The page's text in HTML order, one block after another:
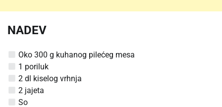
NADEV
Oko 300 g kuhanog pilećeg mesa
1 poriluk
2 dl kiselog vrhnja
2 jajeta
So